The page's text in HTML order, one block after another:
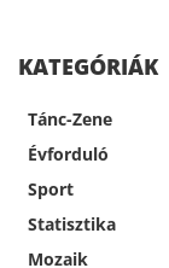
KATEGÓRIÁK
Tánc-Zene
Évforduló
Sport
Statisztika
Mozaik